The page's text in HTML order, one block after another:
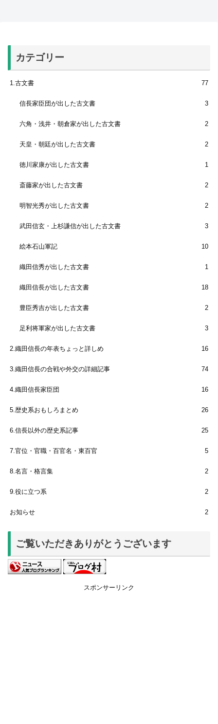
カテゴリー
1.古文書 77
信長家臣団が出した古文書 3
六角・浅井・朝倉家が出した古文書 2
天皇・朝廷が出した古文書 2
徳川家康が出した古文書 1
斎藤家が出した古文書 2
明智光秀が出した古文書 2
武田信玄・上杉謙信が出した古文書 3
絵本石山軍記 10
織田信秀が出した古文書 1
織田信長が出した古文書 18
豊臣秀吉が出した古文書 2
足利将軍家が出した古文書 3
2.織田信長の年表ちょっと詳しめ 16
3.織田信長の合戦や外交の詳細記事 74
4.織田信長家臣団 16
5.歴史系おもしろまとめ 26
6.信長以外の歴史系記事 25
7.官位・官職・百官名・東百官 5
8.名言・格言集 2
9.役に立つ系 2
お知らせ 2
ご覧いただきありがとうございます
スポンサーリンク